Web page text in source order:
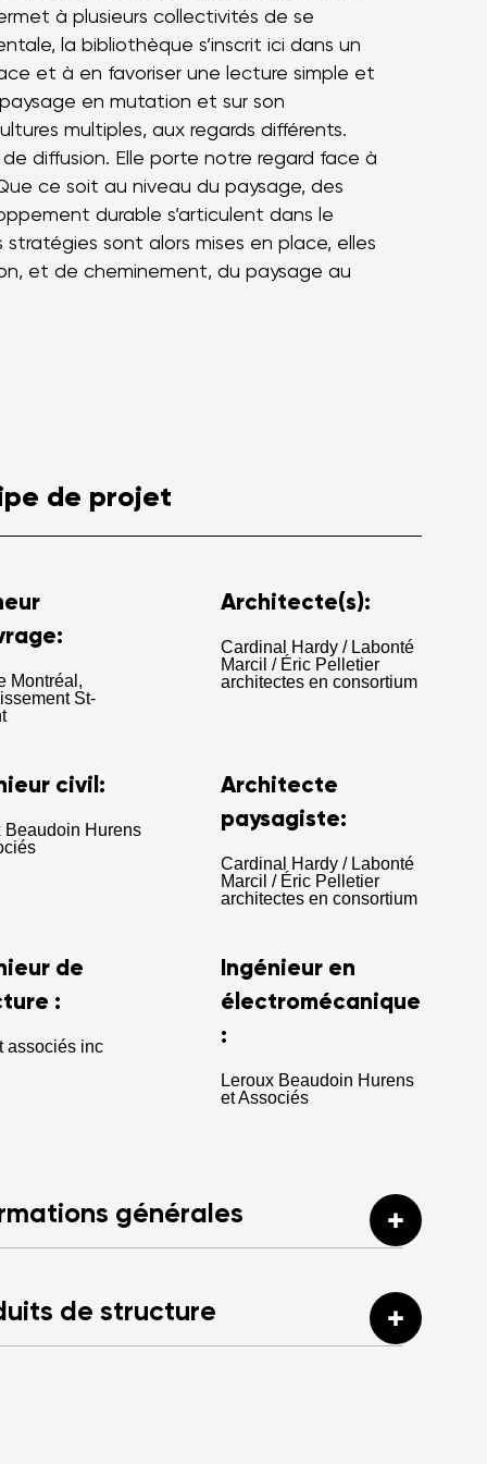
à plusieurs collectivités de se
la bibliothèque s’inscrit ici dans un
et à en favoriser une lecture simple et
en mutation et sur son
multiples, aux regards différents.
diffusion. Elle porte notre regard face à
ce soit au niveau du paysage, des
durable s’articulent dans le
sont alors mises en place, elles
et de cheminement, du paysage au
de projet
Montréal,
St-
Architecte(s):
Cardinal Hardy / Labonté
Marcil / Éric Pelletier
architectes en consortium
civil:
Beaudoin Hurens
Architecte
paysagiste:
Cardinal Hardy / Labonté
Marcil / Éric Pelletier
architectes en consortium
de
:
associés inc
Ingénieur en
électromécanique
:
Leroux Beaudoin Hurens
et Associés
générales
de structure